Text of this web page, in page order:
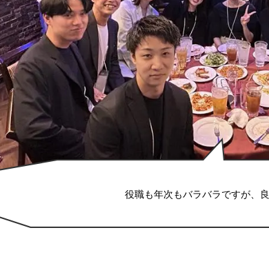
役職も年次もバラバラですが、